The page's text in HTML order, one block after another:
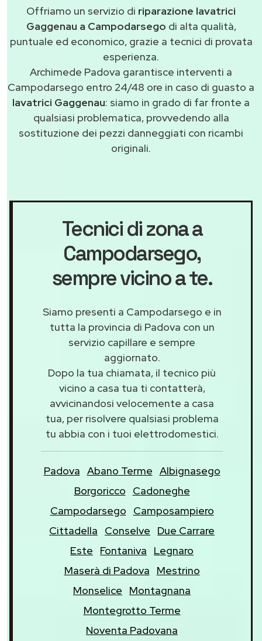
Offriamo un servizio di riparazione lavatrici
Gaggenau a Campodarsego di alta qualità,
puntuale ed economico, grazie a tecnici di provata
esperienza.
Archimede Padova garantisce interventi a
Campodarsego entro 24/48 ore in caso di guasto a
lavatrici Gaggenau: siamo in grado di far fronte a
qualsiasi problematica, provvedendo alla
sostituzione dei pezzi danneggiati con ricambi
originali.
Tecnici di zona a
Campodarsego,
sempre vicino a te.
Siamo presenti a Campodarsego e in
tutta la provincia di Padova con un
servizio capillare e sempre
aggiornato.
Dopo la tua chiamata, il tecnico più
vicino a casa tua ti contatterà,
avvicinandosi velocemente a casa
tua, per risolvere qualsiasi problema
tu abbia con i tuoi elettrodomestici.
Padova Abano Terme Albignasego
Borgoricco
Cadoneghe
Campodarsego
Camposampiero
Cittadella
Conselve
Due Carrare
Este
Fontaniva
Legnaro
Maserà di Padova
Mestrino
Monselice
Montagnana
Montegrotto Terme
Noventa Padovana